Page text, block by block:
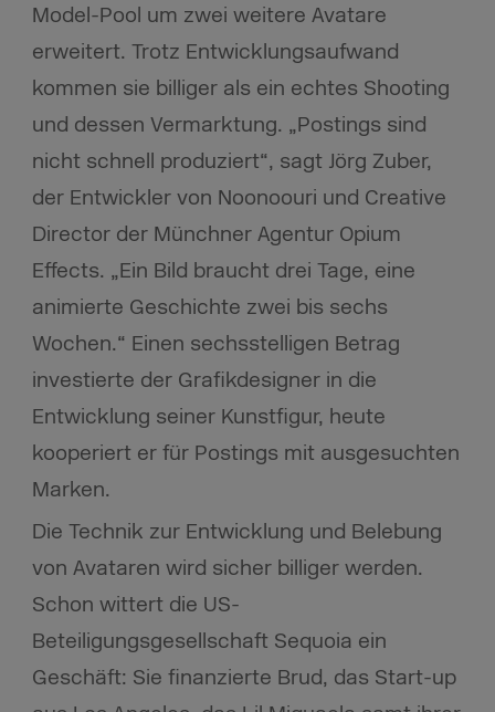
Model-Pool um zwei weitere Avatare
erweitert. Trotz Entwicklungsaufwand
kommen sie billiger als ein echtes Shooting
und dessen Vermarktung. „Postings sind
nicht schnell produziert“, sagt Jörg Zuber,
der Entwickler von Noonoouri und Creative
Director der Münchner Agentur Opium
Effects. „Ein Bild braucht drei Tage, eine
animierte Geschichte zwei bis sechs
Wochen.“ Einen sechsstelligen Betrag
investierte der Grafikdesigner in die
Entwicklung seiner Kunstfigur, heute
kooperiert er für Postings mit ausgesuchten
Marken.
Die Technik zur Entwicklung und Belebung
von Avataren wird sicher billiger werden.
Schon wittert die US-
Beteiligungsgesellschaft Sequoia ein
Geschäft: Sie finanzierte Brud, das Start-up